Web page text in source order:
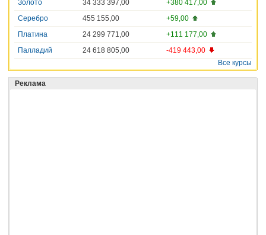
Золото
34 333 397,00
+380 417,00
Серебро
455 155,00
+59,00
Платина
24 299 771,00
+111 177,00
Палладий
24 618 805,00
-419 443,00
Все курсы
Реклама